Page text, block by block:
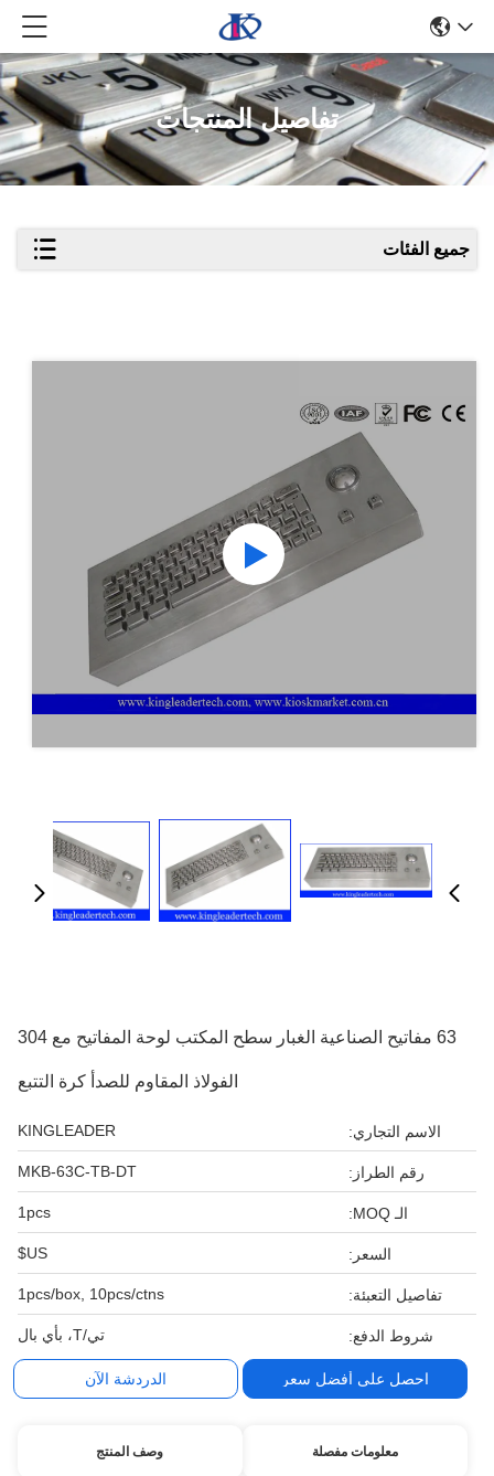
تفاصيل المنتجات
جميع الفئات
63 مفاتيح الصناعية الغبار سطح المكتب لوحة المفاتيح مع 304
الفولاذ المقاوم للصدأ كرة التتبع
الاسم التجاري: KINGLEADER
رقم الطراز: MKB-63C-TB-DT
الـ MOQ: 1pcs
السعر: US$
تفاصيل التعبئة: 1pcs/box, 10pcs/ctns
شروط الدفع: تي/T، بأي بال
احصل على أفضل سعر الدردشة الآن
معلومات مفصلة وصف المنتج